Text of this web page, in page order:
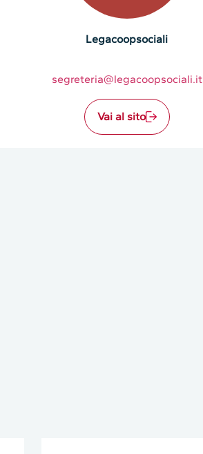
Legacoopsociali
segreteria@legacoopsociali.it
Vai al sito